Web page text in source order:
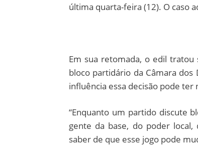
última quarta-feira (12). O caso
Em sua retomada, o edil tratou
bloco partidário da Câmara dos
influência essa decisão pode ter
“Enquanto um partido discute
gente da base, do poder
saber de que esse jogo pode